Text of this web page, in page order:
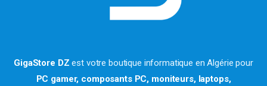
GigaStore DZ est votre boutique informatique en Algérie pour
PC gamer, composants PC, moniteurs, laptops,